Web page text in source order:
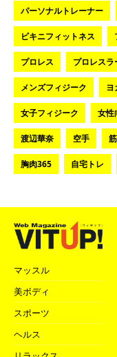
パーソナルトレーナー
ビキニフィットネス
プロレス プロレスラ
メンズフィジーク ヨ
女子フィジーク 女性
渡辺華奈 空手
胸肉365 自宅トレ
マッスル
美ボディ
スポーツ
ヘルス